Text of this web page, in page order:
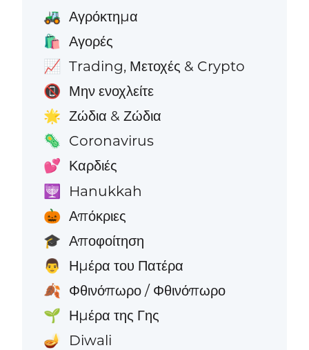
🚜 Αγρόκτημα
🛍️ Αγορές
📈 Trading, Μετοχές & Crypto
📵 Μην ενοχλείτε
🌟 Ζώδια & Ζώδια
🦠 Coronavirus
💕 Καρδιές
🕎 Hanukkah
🎃 Απόκριες
🎓 Αποφοίτηση
👨 Ημέρα του Πατέρα
🍂 Φθινόπωρο / Φθινόπωρο
🌱 Ημέρα της Γης
🪔 Diwali